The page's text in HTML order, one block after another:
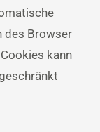
des Browser
kann